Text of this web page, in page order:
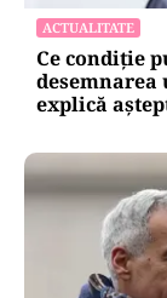
ACTUALITATE
Ce condiție
desemnarea
explică